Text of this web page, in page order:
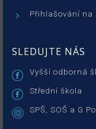
Přihlašování na
SLEDUJTE NÁS
Vyšší odborná
Střední škola
SPŠ, SOŠ a G